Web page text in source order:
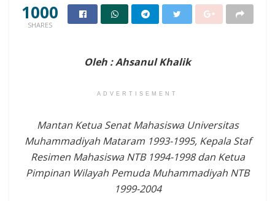
1000
SHARES
Oleh : Ahsanul Khalik
ADVERTISEMENT
Mantan Ketua Senat Mahasiswa Universitas
Muhammadiyah Mataram 1993-1995, Kepala Staf
Resimen Mahasiswa NTB 1994-1998 dan Ketua
Pimpinan Wilayah Pemuda Muhammadiyah NTB
1999-2004